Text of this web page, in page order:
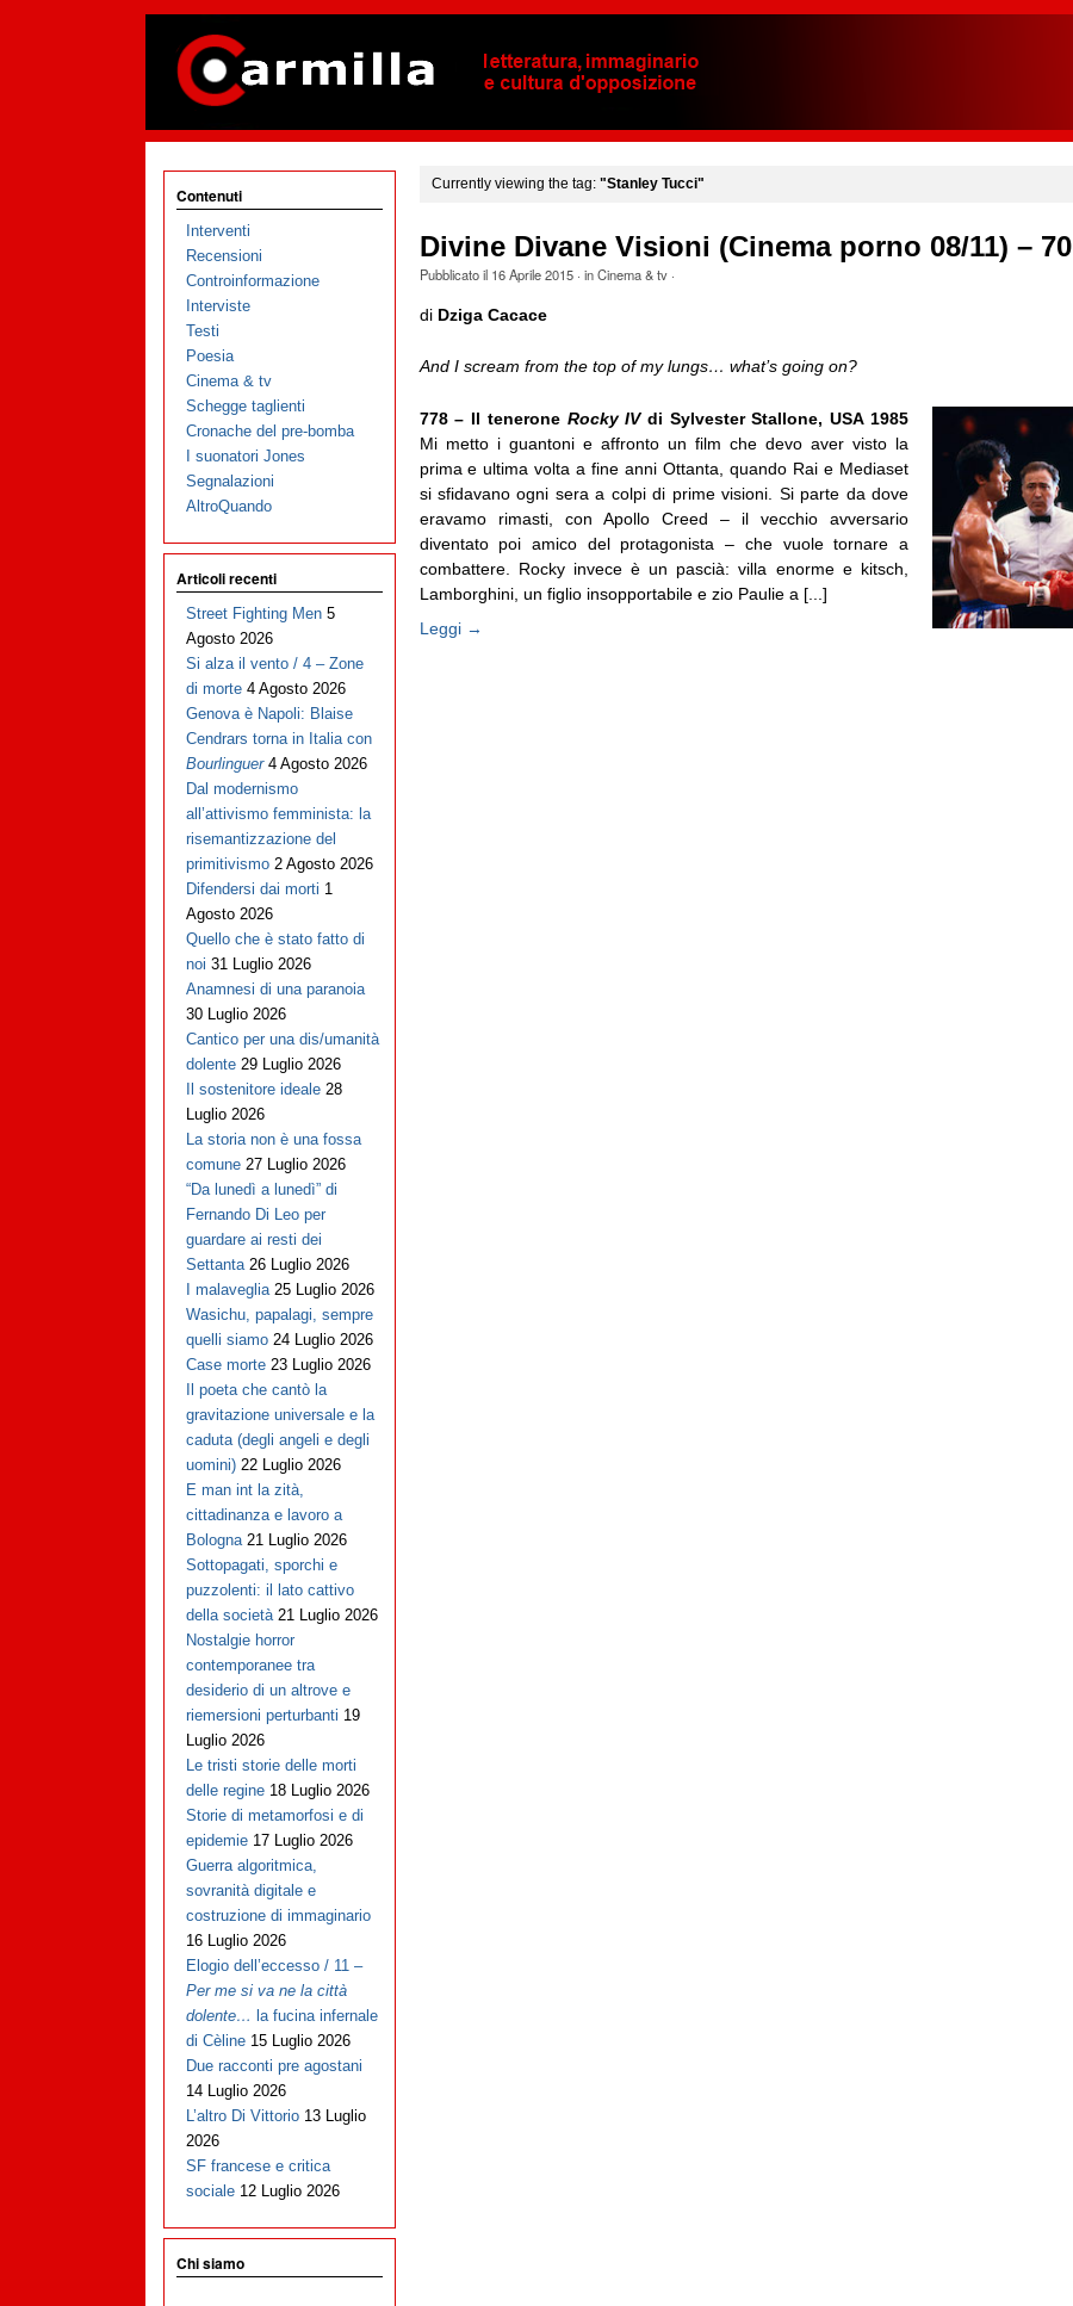
Currently viewing the tag: "Stanley Tucci"
Divine Divane Visioni (Cinema porno 08/11) – 70
Pubblicato il 16 Aprile 2015· inCinema & tv·
di Dziga Cacace
And I scream from the top of my lungs… what’s going on?
778 – Il tenerone Rocky IVdi Sylvester Stallone, USA 1985
Mi metto i guantoni e affronto un film che devo aver visto la
prima e ultima volta a fine anni Ottanta, quando Rai e Mediaset
si sfidavano ogni sera a colpi di prime visioni. Si parte da dove
eravamo rimasti, con Apollo Creed – il vecchio avversario
diventato poi amico del protagonista – che vuole tornare a
combattere. Rocky invece è un pascià: villa enorme e kitsch,
Lamborghini, un figlio insopportabile e zio Paulie a [...]
Leggi →
Contenuti
Interventi
Recensioni
Controinformazione
Interviste
Testi
Poesia
Cinema & tv
Schegge taglienti
Cronache del pre-bomba
I suonatori Jones
Segnalazioni
AltroQuando
Articoli recenti
Street Fighting Men 5
Agosto 2026
Si alza il vento / 4 – Zone
di morte 4 Agosto 2026
Genova è Napoli: Blaise
Cendrars torna in Italia con
Bourlinguer 4 Agosto 2026
Dal modernismo
all’attivismo femminista: la
risemantizzazione del
primitivismo 2 Agosto 2026
Difendersi dai morti 1
Agosto 2026
Quello che è stato fatto di
noi 31 Luglio 2026
Anamnesi di una paranoia
30 Luglio 2026
Cantico per una dis/umanità
dolente 29 Luglio 2026
Il sostenitore ideale 28
Luglio 2026
La storia non è una fossa
comune 27 Luglio 2026
“Da lunedì a lunedì” di
Fernando Di Leo per
guardare ai resti dei
Settanta 26 Luglio 2026
I malaveglia 25 Luglio 2026
Wasichu, papalagi, sempre
quelli siamo 24 Luglio 2026
Case morte 23 Luglio 2026
Il poeta che cantò la
gravitazione universale e la
caduta (degli angeli e degli
uomini) 22 Luglio 2026
E man int la zità,
cittadinanza e lavoro a
Bologna 21 Luglio 2026
Sottopagati, sporchi e
puzzolenti: il lato cattivo
della società 21 Luglio 2026
Nostalgie horror
contemporanee tra
desiderio di un altrove e
riemersioni perturbanti 19
Luglio 2026
Le tristi storie delle morti
delle regine 18 Luglio 2026
Storie di metamorfosi e di
epidemie 17 Luglio 2026
Guerra algoritmica,
sovranità digitale e
costruzione di immaginario
16 Luglio 2026
Elogio dell’eccesso / 11 –
Per me si va ne la città
dolente… la fucina infernale
di Cèline 15 Luglio 2026
Due racconti pre agostani
14 Luglio 2026
L’altro Di Vittorio 13 Luglio
2026
SF francese e critica
sociale 12 Luglio 2026
Chi siamo